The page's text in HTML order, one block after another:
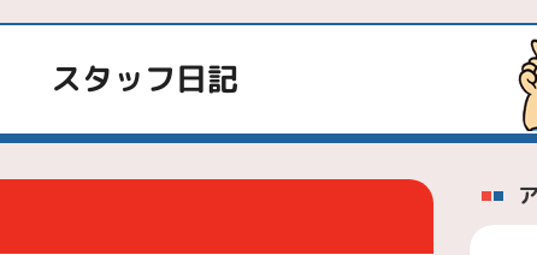
スタッフ日記